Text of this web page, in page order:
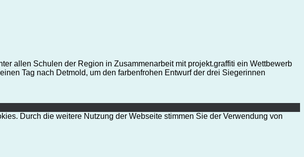
allen Schulen der Region in Zusammenarbeit mit projekt.graffiti ein Wettbewerb
Tag nach Detmold, um den farbenfrohen Entwurf der drei Siegerinnen
Durch die weitere Nutzung der Webseite stimmen Sie der Verwendung von